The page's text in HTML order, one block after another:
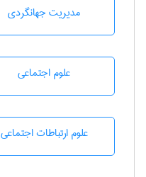
مديريت جهانگردی
علوم اجتماعی
علوم ارتباطات اجتماعی